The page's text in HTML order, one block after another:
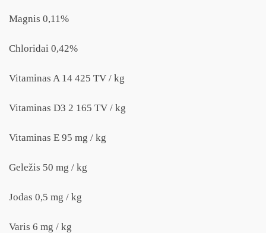
Magnis 0,11%
Chloridai 0,42%
Vitaminas A 14 425 TV / kg
Vitaminas D3 2 165 TV / kg
Vitaminas E 95 mg / kg
Geležis 50 mg / kg
Jodas 0,5 mg / kg
Varis 6 mg / kg